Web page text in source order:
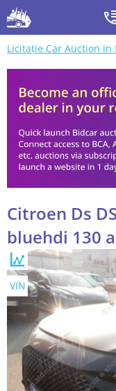
Licitație Car Auction in
Citroen Ds
bluehdi 130
VIN